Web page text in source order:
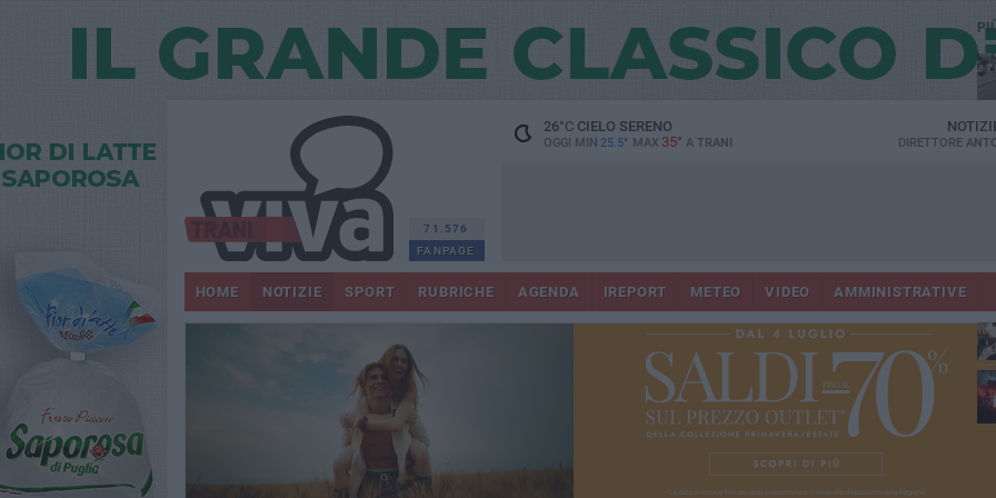
71.576
FANPAGE
26°CCIELO SERENO
OGGI MIN 25.5° MAX 35° A TRANI DIRETTORE
HOME NOTIZIE SPORT RUBRICHE AGENDA IREPORT METEO VIDEO AMMINISTRATIVE